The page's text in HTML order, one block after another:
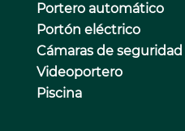
Portero automático
Portón eléctrico
Cámaras de seguridad
Videoportero
Piscina